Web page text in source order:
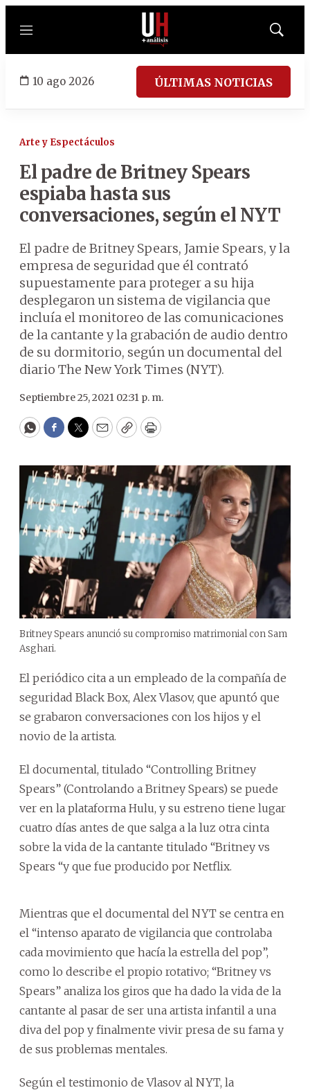
Menú
Mostrar
10 ago 2026 ÚLTIMAS NOTICIAS
Arte y Espectáculos
El padre de Britney Spears
espiaba hasta sus
conversaciones, según el NYT
El padre de Britney Spears, Jamie Spears, y la
empresa de seguridad que él contrató
supuestamente para proteger a su hija
desplegaron un sistema de vigilancia que
incluía el monitoreo de las comunicaciones
de la cantante y la grabación de audio dentro
de su dormitorio, según un documental del
diario The New York Times (NYT).
Septiembre 25, 2021 02:31 p. m.
WhatsApp
Facebook
Twitter
EmailCopyPrint
Britney Spears anunció su compromiso matrimonial con Sam
Asghari.
El periódico cita a un empleado de la compañía de
seguridad Black Box, Alex Vlasov, que apuntó que
se grabaron conversaciones con los hijos y el
novio de la artista.
El documental, titulado “Controlling Britney
Spears” (Controlando a Britney Spears) se puede
ver en la plataforma Hulu, y su estreno tiene lugar
cuatro días antes de que salga a la luz otra cinta
sobre la vida de la cantante titulado “Britney vs
Spears “y que fue producido por Netflix.
Mientras que el documental del NYT se centra en
el “intenso aparato de vigilancia que controlaba
cada movimiento que hacía la estrella del pop”,
como lo describe el propio rotativo; “Britney vs
Spears” analiza los giros que ha dado la vida de la
cantante al pasar de ser una artista infantil a una
diva del pop y finalmente vivir presa de su fama y
de sus problemas mentales.
Según el testimonio de Vlasov al NYT, la